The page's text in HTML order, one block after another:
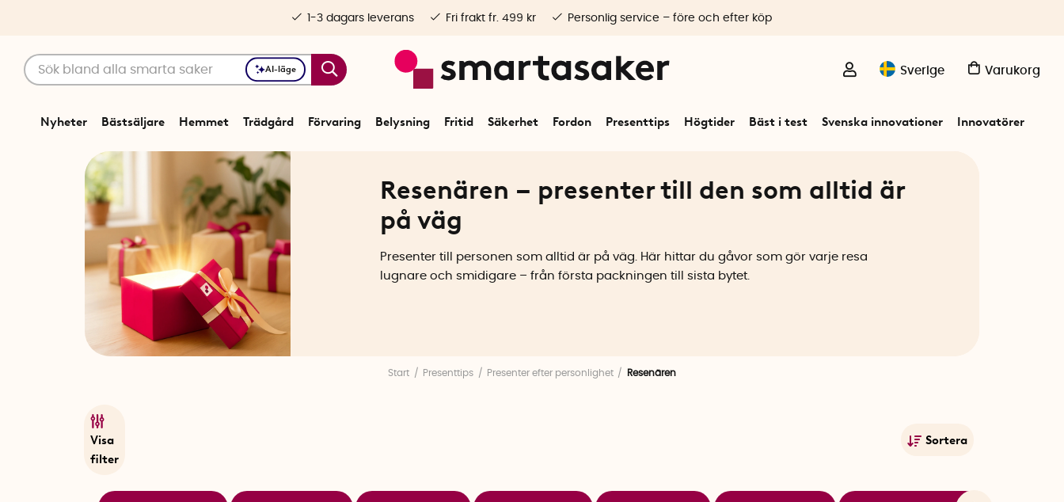
AI-läge Sverige Varukorg
Nyheter Bästsäljare Hemmet Trädgård Förvaring Belysning Fritid Säkerhet Fordon Presenttips Högtider Bäst i test Svenska innovationer Innovatörer
1-3 dagars leverans Fri frakt fr. 499 kr Personlig service – före och efter köp
Resenären – presenter till den som alltid är
på väg
Presenter till personen som alltid är på väg. Här hittar du gåvor som gör varje resa
lugnare och smidigare – från första packningen till sista bytet.
Start Presenttips Presenter efter personlighet Resenären
Visa
filter
Sortera